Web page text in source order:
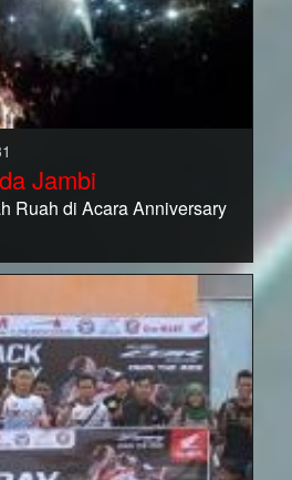
Jambi
Ruah di Acara Anniversary